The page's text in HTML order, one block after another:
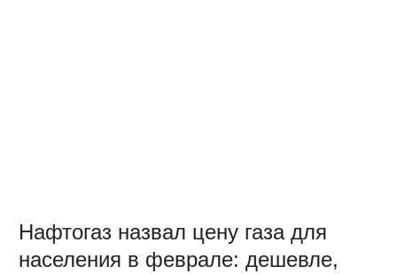
Нафтогаз назвал цену газа для
населения в феврале: дешевле,